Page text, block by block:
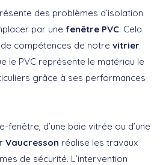
des problèmes d’isolation
par une fenêtre PVC. Cela
compétences de notre vitrier
le PVC représente le matériau le
grâce à ses performances
fenêtre, d’une baie vitrée ou d’une
Vaucresson réalise les travaux
de sécurité. L’intervention